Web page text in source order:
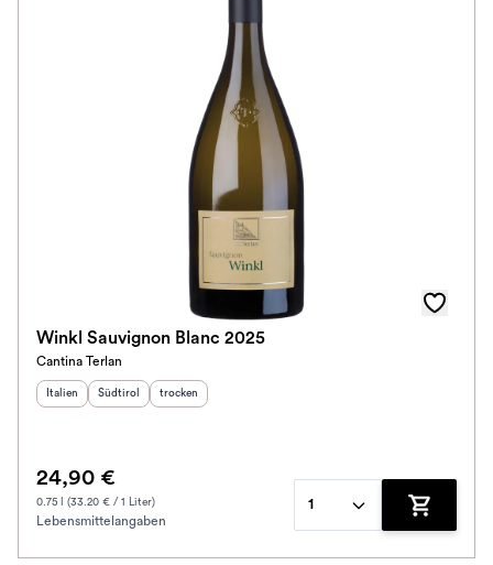
Winkl Sauvignon Blanc 2025
Cantina Terlan
Herkunftsland:
Italien Herkunftsregion:
Südtirol Geschmack
trocken
24,90 €
0.75 l (33.20 € / 1 Liter)
Lebensmittelangaben
1
Zum